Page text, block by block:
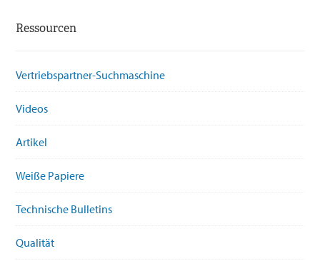
Ressourcen
Vertriebspartner-Suchmaschine
Videos
Artikel
Weiße Papiere
Technische Bulletins
Qualität